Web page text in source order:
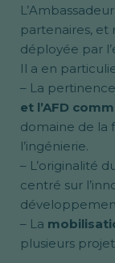
partenaires, et
déployée par
Il a en
– La
et l’AFD
domaine de la
l’ingénierie.
– L’originalité
centré sur
– La
plusieurs